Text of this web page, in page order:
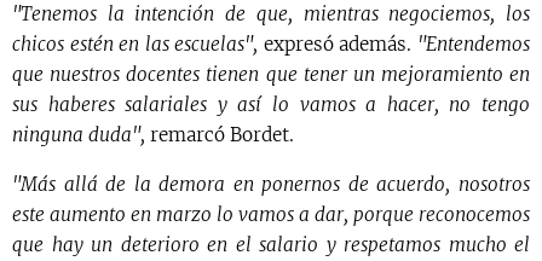
"Tenemos la intención de que, mientras negociemos, los
chicos estén en las escuelas", expresó además. "Entendemos
que nuestros docentes tienen que tener un mejoramiento en
sus haberes salariales y así lo vamos a hacer, no tengo
ninguna duda", remarcó Bordet.
"Más allá de la demora en ponernos de acuerdo, nosotros
este aumento en marzo lo vamos a dar, porque reconocemos
que hay un deterioro en el salario y respetamos mucho el